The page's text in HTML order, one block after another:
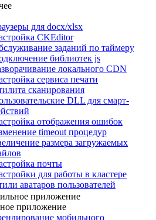
для docx/xlsx
CKEditor
заданий по таймеру
библиотек js
локального CDN
сервиса печати
сканирования
DLL для смарт-
отображения ошибок
timeout процедур
размера загружаемых
почты
для работы в кластере
аватаров пользователей
приложение
приложение
мобильного